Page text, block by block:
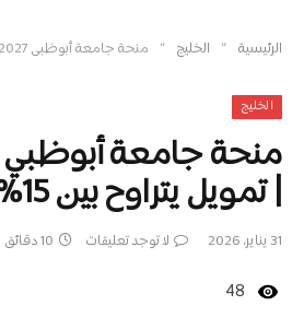
الرئيسية » الخليج » منحة جامعة أبوظبي 2026/2027 | تمويل يتراوح بين 15% إلى 100%
الخليج
| تمويل يتراوح بين 15% إلى 100%
31 يناير، 2026 لا توجد تعليقات 10 دقائق
48